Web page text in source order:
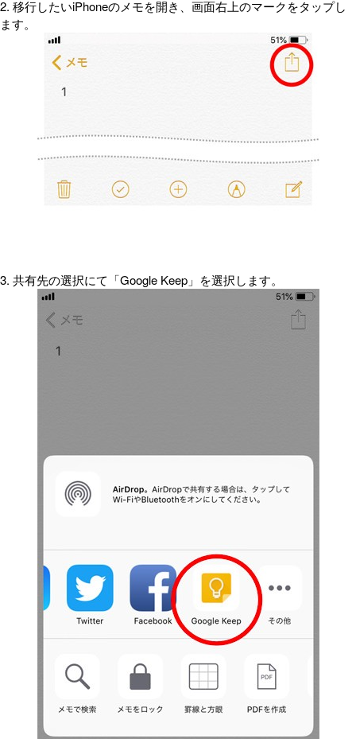
2. 移行したいiPhoneのメモを開き、画面右上のマークをタップし
ます。
3. 共有先の選択にて「Google Keep」を選択します。